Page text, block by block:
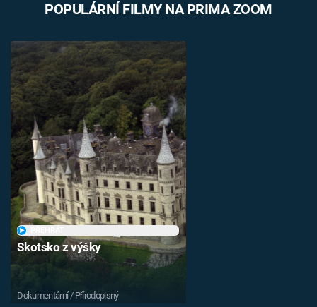
POPULÁRNÍ FILMY NA PRIMA ZOOM
Skotsko z výšky
Dokumentární / Přírodopisný